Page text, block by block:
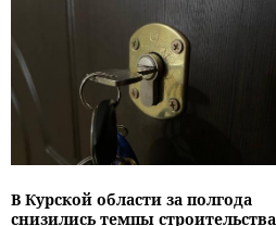
В Курской области за полгода
снизились темпы строительства